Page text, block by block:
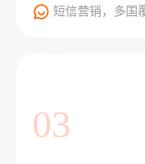
短信营销，多国
03